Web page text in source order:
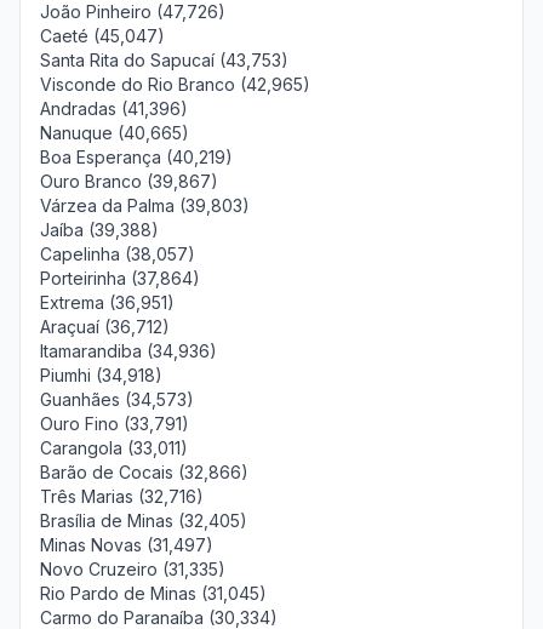
João Pinheiro (47,726)
Caeté (45,047)
Santa Rita do Sapucaí (43,753)
Visconde do Rio Branco (42,965)
Andradas (41,396)
Nanuque (40,665)
Boa Esperança (40,219)
Ouro Branco (39,867)
Várzea da Palma (39,803)
Jaíba (39,388)
Capelinha (38,057)
Porteirinha (37,864)
Extrema (36,951)
Araçuaí (36,712)
Itamarandiba (34,936)
Piumhi (34,918)
Guanhães (34,573)
Ouro Fino (33,791)
Carangola (33,011)
Barão de Cocais (32,866)
Três Marias (32,716)
Brasília de Minas (32,405)
Minas Novas (31,497)
Novo Cruzeiro (31,335)
Rio Pardo de Minas (31,045)
Carmo do Paranaíba (30,334)